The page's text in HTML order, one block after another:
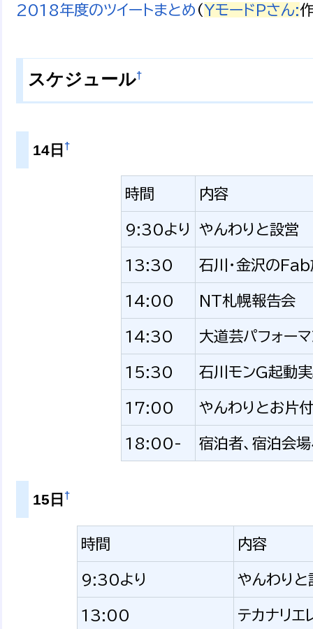
2018年度のツイートまとめ (YモードPさん:
スケジュール†
14日 †
時間 内容
9:30より やんわりと設営
13:30 石川・金沢のFab
14:00 NT札幌報告会
14:30 大道芸パフォー
15:30 石川モンG起動
17:00 やんわりとお片
18:00- 宿泊者、宿泊会
15日 †
時間 内容
9:30より やんわりと
13:00 テカナリエ